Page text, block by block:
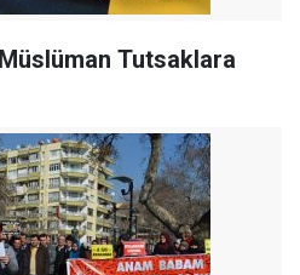
Tutsaklara